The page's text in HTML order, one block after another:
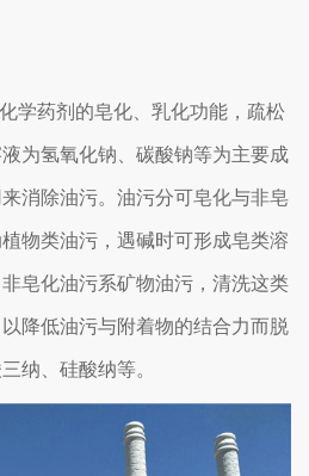
学药剂的皂化、乳化功能，疏松
为氢氧化钠、碳酸钠等为主要成
消除油污。油污分可皂化与非皂
物类油污，遇碱时可形成皂类溶
皂化油污系矿物油污，清洗这类
降低油污与附着物的结合力而脱
纳、硅酸纳等。